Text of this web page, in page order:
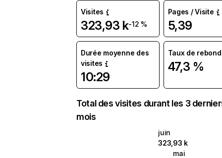
Visites
323,93 k-12 %
Pages / Visite
5,39
Durée moyenne des
visites
10:29
Taux de rebond
47,3 %
Total des visites durant les 3
mois
juin
323,93 k
mai